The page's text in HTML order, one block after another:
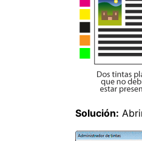
Solución: